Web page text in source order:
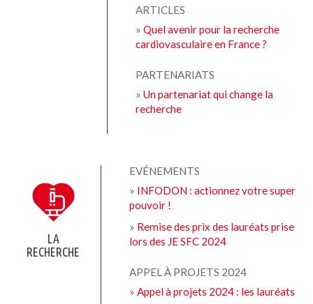
ARTICLES
»Quel avenir pour la recherche
cardiovasculaire en France ?
PARTENARIATS
»Un partenariat qui change la
recherche
LA
RECHERCHE
EVÉNEMENTS
» INFODON : actionnez votre super
pouvoir !
» Remise des prix des lauréats prise
lors des JE SFC 2024
APPEL À PROJETS 2024
»Appel à projets 2024 : les lauréats